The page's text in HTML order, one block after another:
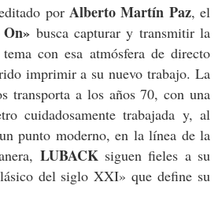
por Alberto Martín Paz, el
busca capturar y transmitir la
con esa atmósfera de directo
imprimir a su nuevo trabajo. La
transporta a los años 70, con una
cuidadosamente trabajada y, al
punto moderno, en la línea de la
LUBACK siguen fieles a su
del siglo XXI» que define su